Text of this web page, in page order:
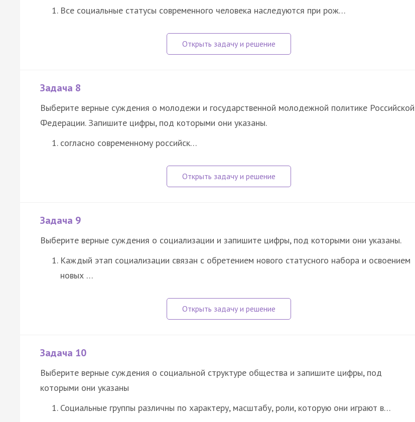
Все социальные статусы современного человека наследуются при рож…
Задача 8
Выберите верные суждения о молодежи и государственной молодежной политике Российской
Федерации. Запишите цифры, под которыми они указаны.
согласно современному российск…
Задача 9
Выберите верные суждения о социализации и запишите цифры, под которыми они указаны.
Каждый этап социализации связан с обретением нового статусного набора и освоением
новых …
Задача 10
Выберите верные суждения о социальной структуре общества и запишите цифры, под
которыми они указаны
Социальные группы различны по характеру, масштабу, роли, которую они играют в…